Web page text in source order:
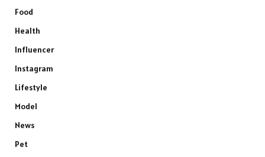
Food
Health
Influencer
Instagram
Lifestyle
Model
News
Pet